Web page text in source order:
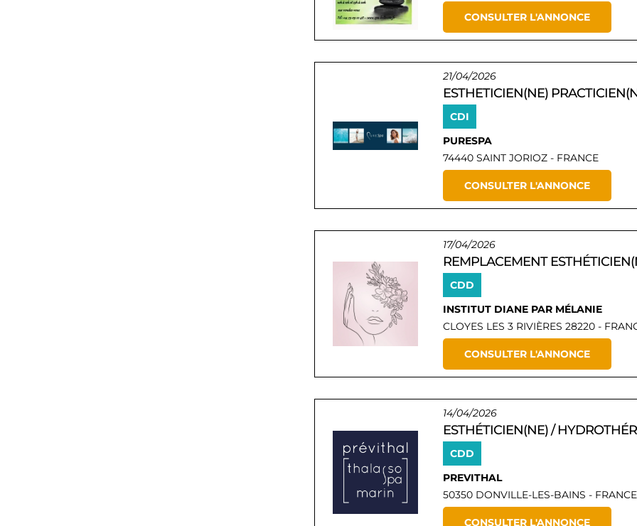
CONSULTER L'ANNONCE
21/04/2026
ESTHETICIEN(NE)
CDI
PURESPA
74440 SAINT JORIOZ - FRANCE
CONSULTER L'ANNONCE
17/04/2026
REMPLACEMENT
CDD
INSTITUT DIANE PAR MÉLANIE
CLOYES LES 3 RIVIÈRES 28220 -
CONSULTER L'ANNONCE
14/04/2026
ESTHÉTICIEN(NE) /
CDD
PREVITHAL
50350 DONVILLE-LES-BAINS - FRANCE
CONSULTER L'ANNONCE